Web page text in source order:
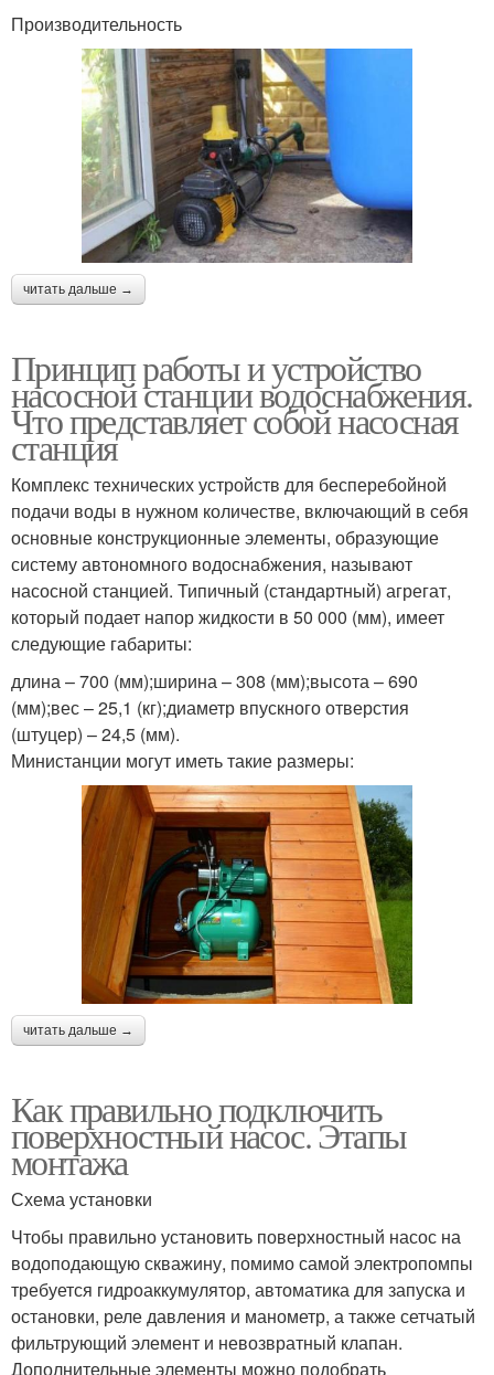
Производительность
читать дальше →
Принцип работы и устройство
насосной станции водоснабжения.
Что представляет собой насосная
станция
Комплекс технических устройств для бесперебойной
подачи воды в нужном количестве, включающий в себя
основные конструкционные элементы, образующие
систему автономного водоснабжения, называют
насосной станцией. Типичный (стандартный) агрегат,
который подает напор жидкости в 50 000 (мм), имеет
следующие габариты:
длина – 700 (мм);ширина – 308 (мм);высота – 690
(мм);вес – 25,1 (кг);диаметр впускного отверстия
(штуцер) – 24,5 (мм).
Министанции могут иметь такие размеры:
читать дальше →
Как правильно подключить
поверхностный насос. Этапы
монтажа
Схема установки
Чтобы правильно установить поверхностный насос на
водоподающую скважину, помимо самой электропомпы
требуется гидроаккумулятор, автоматика для запуска и
остановки, реле давления и манометр, а также сетчатый
фильтрующий элемент и невозвратный клапан.
Дополнительные элементы можно подобрать